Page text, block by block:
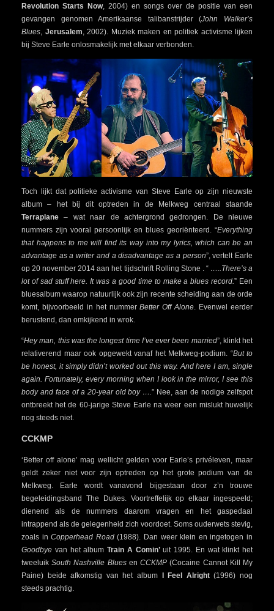
Revolution Starts Now, 2004) en songs over de positie van een
gevangen genomen Amerikaanse talibanstrijder (John Walker’s
Blues, Jerusalem, 2002). Muziek maken en politiek activisme lijken
bij Steve Earle onlosmakelijk met elkaar verbonden.
Toch lijkt dat politieke activisme van Steve Earle op zijn nieuwste
album – het bij dit optreden in de Melkweg centraal staande
Terraplane – wat naar de achtergrond gedrongen. De nieuwe
nummers zijn vooral persoonlijk en blues georiënteerd. “Everything
that happens to me will find its way into my lyrics, which can be an
advantage as a writer and a disadvantage as a person”, vertelt Earle
op 20 november 2014 aan het tijdschrift Rolling Stone . “ …..There’s a
lot of sad stuff here. It was a good time to make a blues record.” Een
bluesalbum waarop natuurlijk ook zijn recente scheiding aan de orde
komt, bijvoorbeeld in het nummerBetter Off Alone. Evenwel eerder
berustend, dan omkijkend in wrok.
“Hey man, this was the longest time I’ve ever been married”, klinkt het
relativerend maar ook opgewekt vanaf het Melkweg-podium. “But to
be honest, it simply didn’t worked out this way. And here I am, single
again. Fortunately, every morning when I look in the mirror, I see this
body and face of a 20-year old boy ….” Nee, aan de nodige zelfspot
ontbreekt het de 60-jarige Steve Earle na weer een mislukt huwelijk
nog steeds niet.
CCKMP
‘Better off alone’ mag wellicht gelden voor Earle’s privéleven, maar
geldt zeker niet voor zijn optreden op het grote podium van de
Melkweg. Earle wordt vanavond bijgestaan door z’n trouwe
begeleidingsband The Dukes. Voortreffelijk op elkaar ingespeeld;
dienend als de nummers daarom vragen en het gaspedaal
intrappend als de gelegenheid zich voordoet. Soms ouderwets stevig,
zoals inCopperhead Road(1988). Dan weer klein en ingetogen in
Goodbye van het album Train A Comin’uit 1995. En wat klinkt het
tweeluik South Nashville Blues en CCKMP (Cocaine Cannot Kill My
Paine) beide afkomstig van het album I Feel Alright(1996) nog
steeds prachtig.